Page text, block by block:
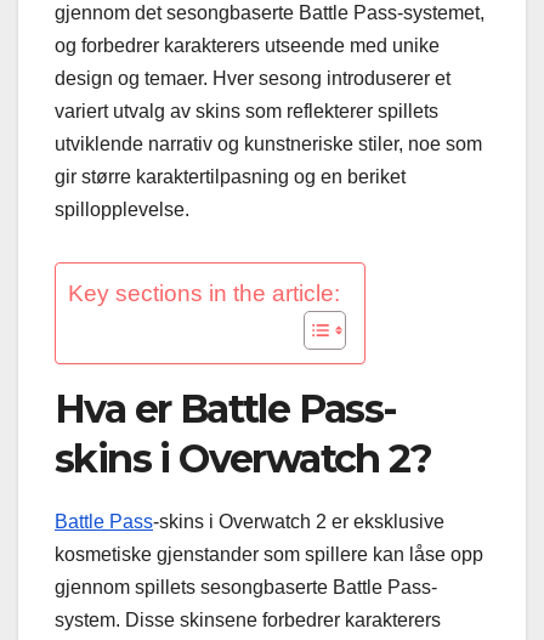
gjennom det sesongbaserte Battle Pass-systemet,
og forbedrer karakterers utseende med unike
design og temaer. Hver sesong introduserer et
variert utvalg av skins som reflekterer spillets
utviklende narrativ og kunstneriske stiler, noe som
gir større karaktertilpasning og en beriket
spillopplevelse.
Key sections in the article:
Hva er Battle Pass-
skins i Overwatch 2?
Battle Pass-skins i Overwatch 2 er eksklusive
kosmetiske gjenstander som spillere kan låse opp
gjennom spillets sesongbaserte Battle Pass-
system. Disse skinsene forbedrer karakterers